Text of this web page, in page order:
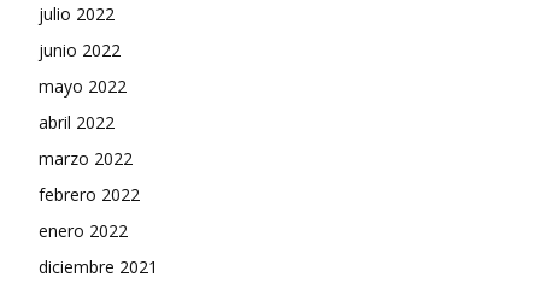
julio 2022
junio 2022
mayo 2022
abril 2022
marzo 2022
febrero 2022
enero 2022
diciembre 2021